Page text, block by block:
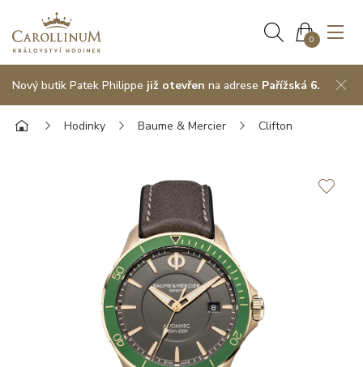
0
Nový butik Patek Philippe již otevřen na adrese Pařížská 6.
Hodinky Baume & Mercier Clifton